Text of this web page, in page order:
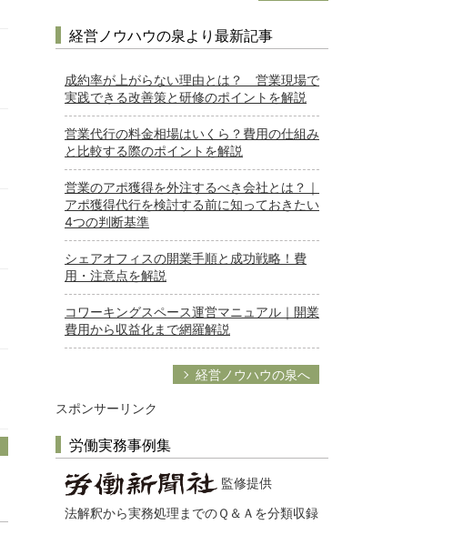
経営ノウハウの泉より最新記事
成約率が上がらない理由とは？ 営業現場で
実践できる改善策と研修のポイントを解説
営業代行の料金相場はいくら？費用の仕組み
と比較する際のポイントを解説
営業のアポ獲得を外注するべき会社とは？｜
アポ獲得代行を検討する前に知っておきたい
4つの判断基準
シェアオフィスの開業手順と成功戦略！費
用・注意点を解説
コワーキングスペース運営マニュアル｜開業
費用から収益化まで網羅解説
経営ノウハウの泉へ
スポンサーリンク
労働実務事例集
監修提供
法解釈から実務処理までのＱ＆Ａを分類収録